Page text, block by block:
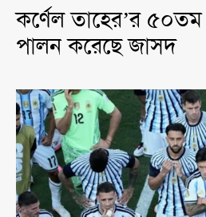
কর্ণেল তাহের’র
পালন করেছে জাসদ